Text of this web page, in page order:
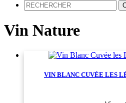
Vin Nature
VIN BLANC CUVÉE LES